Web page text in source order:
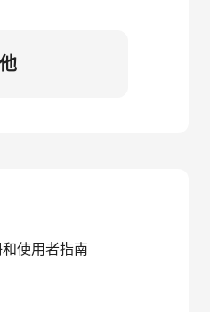
使用者指南